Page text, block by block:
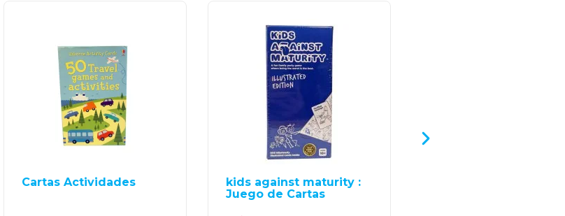
Cartas Actividades
kids against maturity :
Juego de Cartas